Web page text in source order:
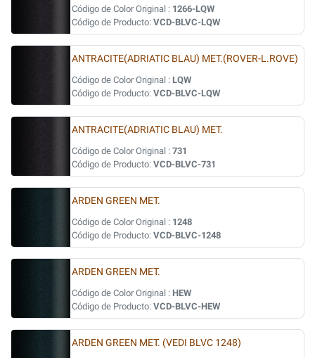
Código de Color Original : 1266-LQW
Código de Producto: VCD-BLVC-LQW
ANTRACITE(ADRIATIC BLAU) MET.(ROVER-L.ROVE)
Código de Color Original : LQW
Código de Producto: VCD-BLVC-LQW
ANTRACITE(ADRIATIC BLAU) MET.
Código de Color Original : 731
Código de Producto: VCD-BLVC-731
ARDEN GREEN MET.
Código de Color Original : 1248
Código de Producto: VCD-BLVC-1248
ARDEN GREEN MET.
Código de Color Original : HEW
Código de Producto: VCD-BLVC-HEW
ARDEN GREEN MET. (VEDI BLVC 1248)